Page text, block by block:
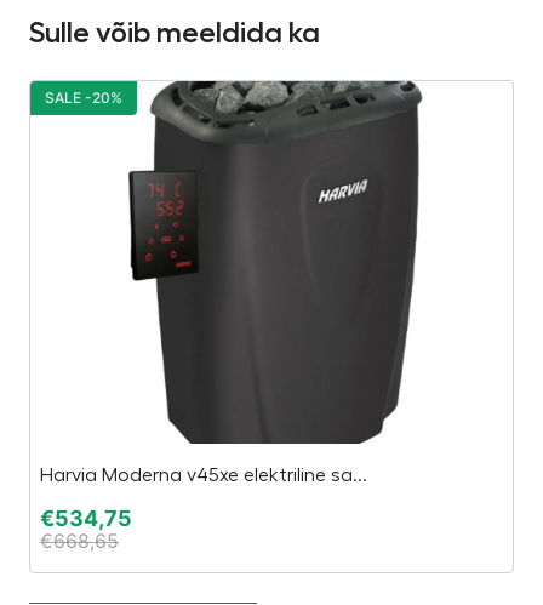
Sulle võib meeldida ka
Harvia Moderna v45xe elektriline sa...
€534,75
€668,65
SALE -20%